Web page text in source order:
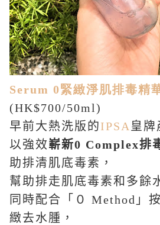
Serum 0緊緻淨肌排毒精
(HK$700/50ml)
早前大熱洗版的IPSA 皇牌
以強效嶄新0 Complex排
助排清肌底毒素，
幫助排走肌底毒素和多餘
同時配合「０ Method 」
緻去水腫，